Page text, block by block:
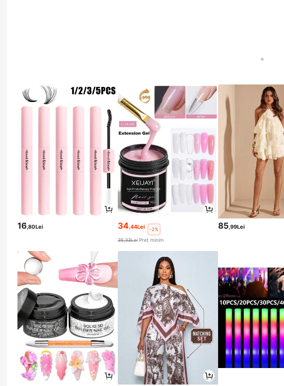
16,80Lei 34 ,44Lei
-2%
35,33Lei Preț minim
85 ,99Lei